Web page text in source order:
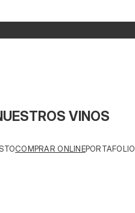
VINOS
COMPRAR ONLINEPORTAFOLIO